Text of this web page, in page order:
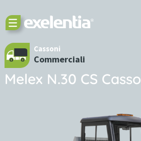
Cassoni
Commerciali
Melex N.30 CS